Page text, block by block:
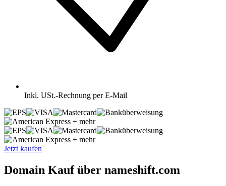
Inkl. USt.-Rechnung per E-Mail
+ mehr
+ mehr
Jetzt kaufen
Domain Kauf über nameshift.com